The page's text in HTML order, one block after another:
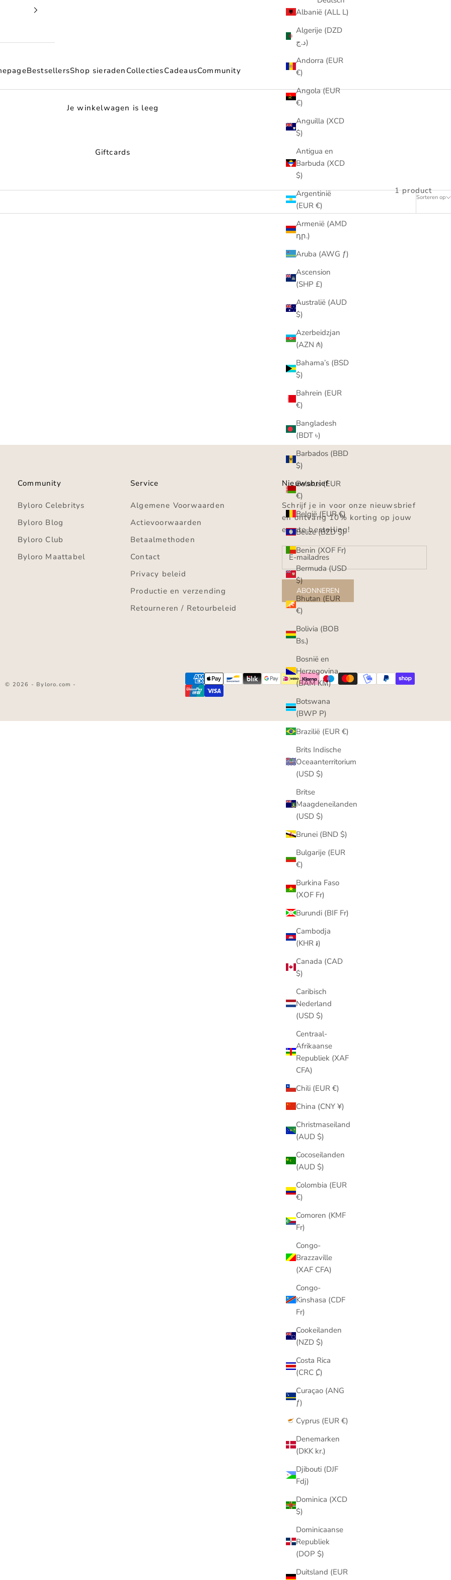
BestsellersShop sieraden CollectiesCadeausCommunity
Albanië (ALL L)
Algerije (DZD
د.ج)
Andorra (EUR
€)
Angola (EUR
€)
Anguilla (XCD
$)
Antigua en
Barbuda (XCD
$)
Argentinië
(EUR €)
Armenië (AMD
դր.)
Aruba (AWG ƒ)
Ascension
(SHP £)
Australië (AUD
$)
Azerbeidzjan
(AZN ₼)
Bahama’s (BSD
$)
Bahrein (EUR
€)
Bangladesh
(BDT ৳)
Barbados (BBD
$)
Belarus (EUR
€)
België (EUR €)
Belize (BZD $)
Benin (XOF Fr)
Bermuda (USD
$)
Bhutan (EUR
€)
Bolivia (BOB
Bs.)
Bosnië en
Herzegovina
(BAM КМ)
Botswana
(BWP P)
Brazilië (EUR €)
Brits Indische
Oceaanterritorium
(USD $)
Britse
Maagdeneilanden
(USD $)
Brunei (BND $)
Bulgarije (EUR
€)
Burkina Faso
(XOF Fr)
Burundi (BIF Fr)
Cambodja
(KHR ៛)
Canada (CAD
$)
Caribisch
Nederland
(USD $)
Centraal-
Afrikaanse
Republiek (XAF
CFA)
Chili (EUR €)
China (CNY ¥)
Christmaseiland
(AUD $)
Cocoseilanden
(AUD $)
Colombia (EUR
€)
Comoren (KMF
Fr)
Congo-
Brazzaville
(XAF CFA)
Congo-
Kinshasa (CDF
Fr)
Cookeilanden
(NZD $)
Costa Rica
(CRC ₡)
Curaçao (ANG
ƒ)
Cyprus (EUR €)
Denemarken
(DKK kr.)
Djibouti (DJF
Fdj)
Dominica (XCD
$)
Dominicaanse
Republiek
(DOP $)
Duitsland (EUR
Je winkelwagen is leeg
Giftcards
Sorteren op
1 product
Community
Byloro Celebritys
Byloro Blog
Byloro Club
Byloro Maattabel
Service
Algemene Voorwaarden
Actievoorwaarden
Betaalmethoden
Contact
Privacy beleid
Productie en verzending
Retourneren / Retourbeleid
Nieuwsbrief
Schrijf je in voor onze nieuwsbrief
en ontvang 10% korting op jouw
eerste bestelling!
ABONNEREN
© 2026 - Byloro.com -